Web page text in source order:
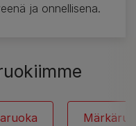
ja onnellisena.